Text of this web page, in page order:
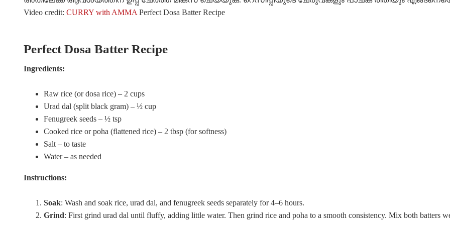
Video credit: CURRY with AMMA Perfect Dosa Batter Recipe
Perfect Dosa Batter Recipe
Ingredients:
Raw rice (or dosa rice) – 2 cups
Urad dal (split black gram) – ½ cup
Fenugreek seeds – ½ tsp
Cooked rice or poha (flattened rice) – 2 tbsp (for softness)
Salt – to taste
Water – as needed
Instructions:
Soak: Wash and soak rice, urad dal, and fenugreek seeds separately for 4–6 hours.
Grind: First grind urad dal until fluffy, adding little water. Then grind rice and poha to a smooth consistency. Mix both batters